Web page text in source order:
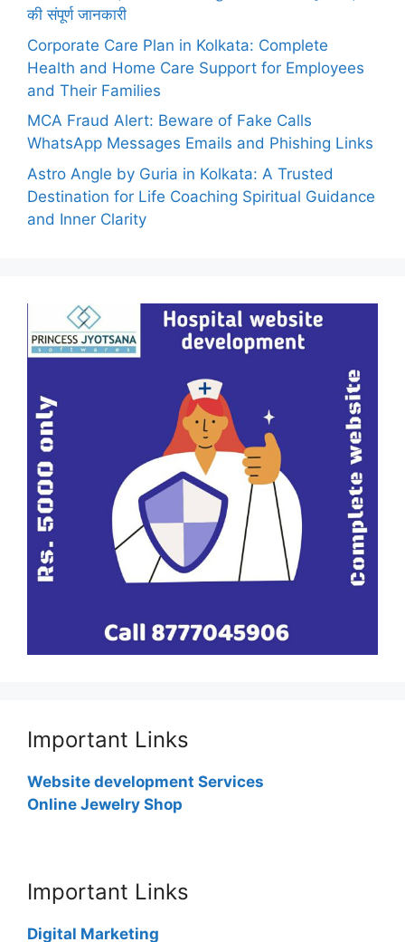
की संपूर्ण जानकारी
Corporate Care Plan in Kolkata: Complete
Health and Home Care Support for Employees
and Their Families
MCA Fraud Alert: Beware of Fake Calls
WhatsApp Messages Emails and Phishing Links
Astro Angle by Guria in Kolkata: A Trusted
Destination for Life Coaching Spiritual Guidance
and Inner Clarity
Important Links
Website development Services
Online Jewelry Shop
Important Links
Digital Marketing